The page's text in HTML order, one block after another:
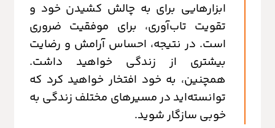
ابزارهایی برای به چالش کشیدن خود و
تقویت تاب‌آوری، برای موفقیت ضروری
است. در نتیجه، احساس آرامش و رضایت
بیشتری از زندگی خواهید داشت.
همچنین، به خود افتخار خواهید کرد که
توانسته‌اید در مسیرهای مختلف زندگی به
خوبی سازگار شوید.